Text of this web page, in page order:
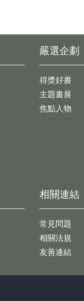
嚴選企劃
得獎好書
主題書展
焦點人物
相關連結
常見問題
相關法規
友善連結